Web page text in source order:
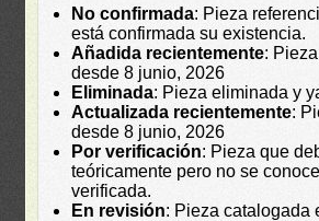
No confirmada: Pieza
está confirmada su existencia.
Añadida recientemente:
desde 8 junio, 2026
Eliminada: Pieza eliminada y
Actualizada recientemente:
desde 8 junio, 2026
Por verificación: Pieza que
teóricamente pero no se
verificada.
En revisión: Pieza catalogada